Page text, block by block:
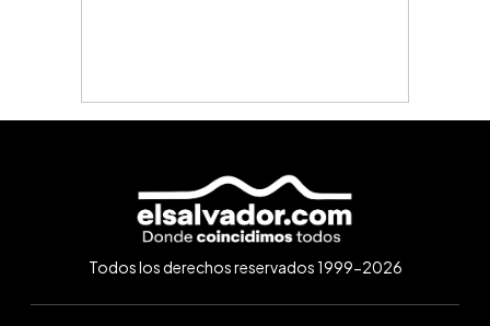
Todos los derechos reservados 1999-2026